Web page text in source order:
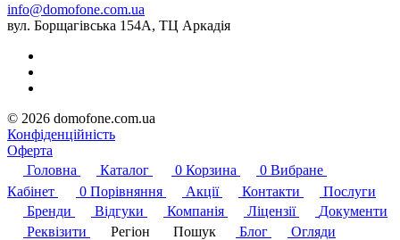
info@domofone.com.ua
вул. Борщагівська 154А, ТЦ Аркадія
© 2026 domofone.com.ua
Конфіденційність
Оферта
Головна
Каталог 0 Корзина 0 Вибране
Кабінет
0 Порівняння Акції Контакти
Послуги
Бренди
Відгуки Компанія Ліцензії
Документи
Реквізити
Регіон Пошук Блог Огляди